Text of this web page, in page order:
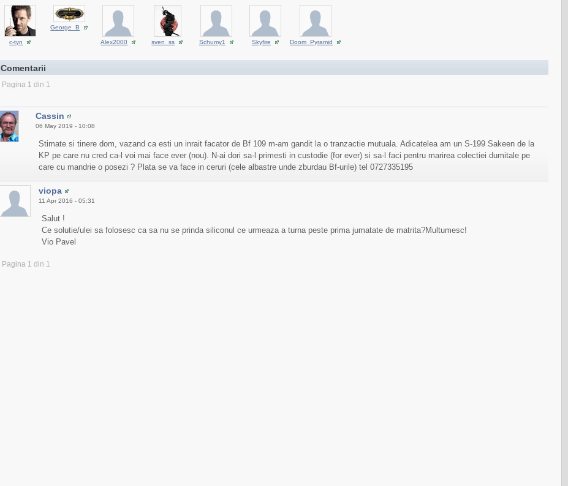
c-tyn
George_B
Alex2000 sven_ss Schumy1 Skyfire Doom_Pyramid
Comentarii
Pagina 1 din 1
Cassin
06 May 2019 - 10:08
Stimate si tinere dom, vazand ca esti un inrait facator de Bf 109 m-am gandit la o tranzactie mutuala. Adicatelea am un S-199 Sakeen de la
KP pe care nu cred ca-l voi mai face ever (nou). N-ai dori sa-l primesti in custodie (for ever) si sa-l faci pentru marirea colectiei dumitale pe
care cu mandrie o posezi ? Plata se va face in ceruri (cele albastre unde zburdau Bf-urile) tel 0727335195
viopa
11 Apr 2016 - 05:31
Salut !
Ce solutie/ulei sa folosesc ca sa nu se prinda siliconul ce urmeaza a turna peste prima jumatate de matrita?Multumesc!
Vio Pavel
Pagina 1 din 1